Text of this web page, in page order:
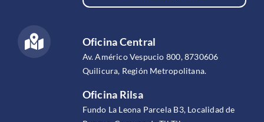
Oficina Central
Av. Américo Vespucio 800, 8730606
Quilicura, Región Metropolitana.
Oficina Rilsa
Fundo La Leona Parcela B3, Localidad de